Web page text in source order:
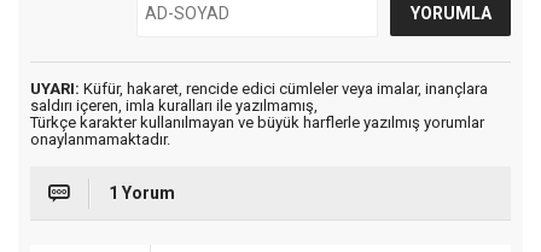
UYARI: Küfür, hakaret, rencide edici cümleler veya imalar, inançlara
saldırı içeren, imla kuralları ile yazılmamış,
Türkçe karakter kullanılmayan ve büyük harflerle yazılmış yorumlar
onaylanmamaktadır.
1 Yorum